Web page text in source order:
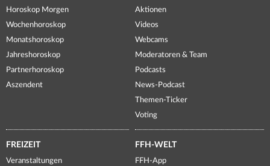
Horoskop Morgen
Wochenhoroskop
Monatshoroskop
Jahreshoroskop
Partnerhoroskop
Aszendent
Aktionen
Videos
Webcams
Moderatoren & Team
Podcasts
News-Podcast
Themen-Ticker
Voting
FREIZEIT
Veranstaltungen
FFH-WELT
FFH-App